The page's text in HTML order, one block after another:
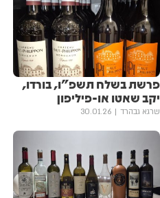
פרשת בשלח תשפ"ו, בורדו,
יקב שאטו או-פיליפון
שרגא גבהרד 30.01.26